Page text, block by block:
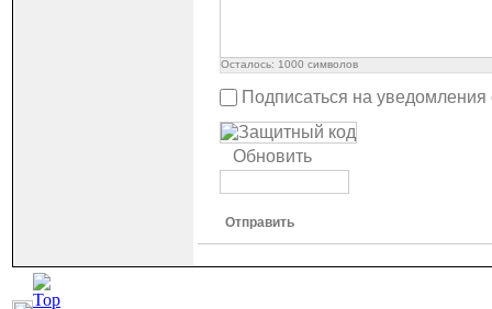
Осталось: 1000 символов
Подписаться на
Обновить
Отправить